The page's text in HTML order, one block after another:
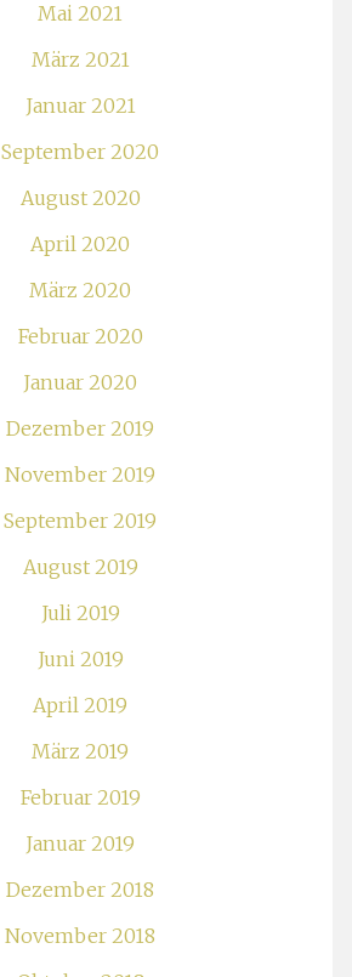
Mai 2021
März 2021
Januar 2021
September 2020
August 2020
April 2020
März 2020
Februar 2020
Januar 2020
Dezember 2019
November 2019
September 2019
August 2019
Juli 2019
Juni 2019
April 2019
März 2019
Februar 2019
Januar 2019
Dezember 2018
November 2018